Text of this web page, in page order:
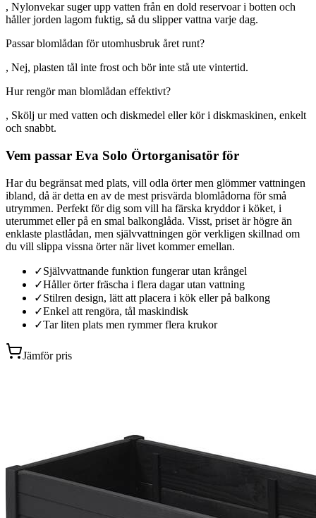
, Nylonvekar suger upp vatten från en dold reservoar i botten och
håller jorden lagom fuktig, så du slipper vattna varje dag.
Passar blomlådan för utomhusbruk året runt?
, Nej, plasten tål inte frost och bör inte stå ute vintertid.
Hur rengör man blomlådan effektivt?
, Skölj ur med vatten och diskmedel eller kör i diskmaskinen, enkelt
och snabbt.
Vem passar Eva Solo Örtorganisatör för
Har du begränsat med plats, vill odla örter men glömmer vattningen
ibland, då är detta en av de mest prisvärda blomlådorna för små
utrymmen. Perfekt för dig som vill ha färska kryddor i köket, i
uterummet eller på en smal balkonglåda. Visst, priset är högre än
enklaste plastlådan, men självvattningen gör verkligen skillnad om
du vill slippa vissna örter när livet kommer emellan.
✓Självvattnande funktion fungerar utan krångel
✓Håller örter fräscha i flera dagar utan vattning
✓Stilren design, lätt att placera i kök eller på balkong
✓Enkel att rengöra, tål maskindisk
✓Tar liten plats men rymmer flera krukor
Jämför pris